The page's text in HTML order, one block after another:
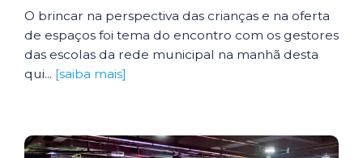
O brincar na perspectiva das crianças e na oferta
de espaços foi tema do encontro com os gestores
das escolas da rede municipal na manhã desta
qui... [saiba mais]